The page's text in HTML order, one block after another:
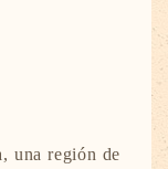
una región de